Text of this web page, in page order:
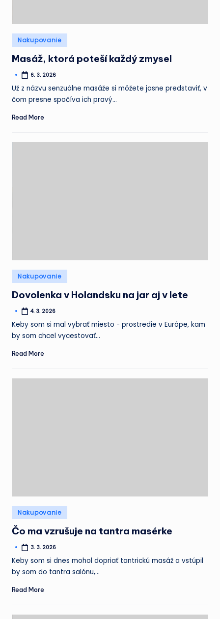
Posted
in
Nakupovanie
Masáž, ktorá poteší každý zmysel
Posted 6. 3. 2026
Už z názvu senzuálne masáže si môžete jasne predstaviť, v
čom presne spočíva ich pravý…
Read More
Posted
in
Nakupovanie
Dovolenka v Holandsku na jar aj v lete
Posted 4. 3. 2026
Keby som si mal vybrať miesto - prostredie v Európe, kam
by som chcel vycestovať…
Read More
Posted
in
Nakupovanie
Čo ma vzrušuje na tantra masérke
Posted 3. 3. 2026
Keby som si dnes mohol dopriať tantrickú masáž a vstúpil
by som do tantra salónu,…
Read More